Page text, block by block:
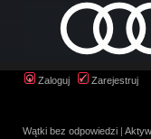
Zaloguj Zarejestruj
Wątki bez odpowiedzi |